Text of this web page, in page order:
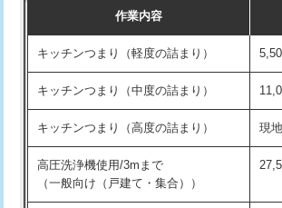
排水管工事（土の掘削・埋め戻し作
排水管工事（排水管工事/3ｍまで）
排水管工事（追加 排水管工事/3ｍ超
マス交換（土の掘削・埋め戻し作業）
マス交換（深さ50㎝未満）
式・ワンホール）)
交換・取付(排水栓・排水トラップ
持込商品取付（単水栓）
作業内容
キッチンつまり（軽度の詰まり）
キッチンつまり（中度の詰まり）
キッチンつまり（高度の詰まり） 現
高圧洗浄機使用/3mまで
（一般向け（戸建て・集合））